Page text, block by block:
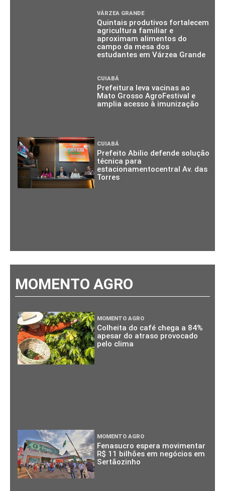
VÁRZEA GRANDE
Quintais produtivos fortalecem
agricultura familiar e
aproximam alimentos do
campo da mesa dos
estudantes em Várzea Grande
CUIABÁ
Prefeitura leva vacinas ao
Mato Grosso AgroFestival e
amplia acesso à imunização
CUIABÁ
Prefeito Abilio defende solução
técnica para
estacionamentocentral Av. das
Torres
MOMENTO AGRO
MOMENTO AGRO
Colheita do café chega a 84%
apesar do atraso provocado
pelo clima
MOMENTO AGRO
Fenasucro espera movimentar
R$ 11 bilhões em negócios em
Sertãozinho